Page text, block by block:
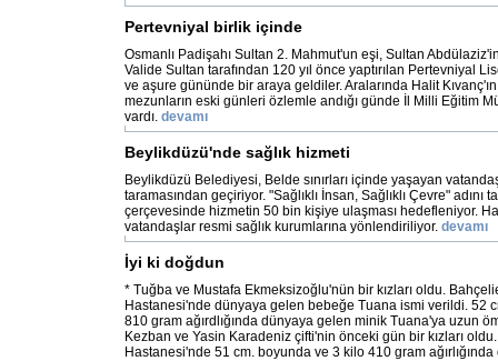
Pertevniyal birlik içinde
Osmanlı Padişahı Sultan 2. Mahmut'un eşi, Sultan
Valide Sultan tarafından 120 yıl önce yaptırılan Pertevniyal
ve aşure gününde bir araya geldiler. Aralarında Halit
mezunların eski günleri özlemle andığı günde İl Milli Eğitim
vardı. devamı
Beylikdüzü'nde sağlık hizmeti
Beylikdüzü Belediyesi, Belde sınırları içinde yaşayan
taramasından geçiriyor. "Sağlıklı İnsan, Sağlıklı Çevre" adını
çerçevesinde hizmetin 50 bin kişiye ulaşması hedefleniyor.
vatandaşlar resmi sağlık kurumlarına yönlendiriliyor. devamı
İyi ki doğdun
* Tuğba ve Mustafa Ekmeksizoğlu'nün bir kızları oldu.
Hastanesi'nde dünyaya gelen bebeğe Tuana ismi verildi. 52
810 gram ağırdlığında dünyaya gelen minik Tuana'ya uzun
Kezban ve Yasin Karadeniz çifti'nin önceki gün bir kızları
Hastanesi'nde 51 cm. boyunda ve 3 kilo 410 gram